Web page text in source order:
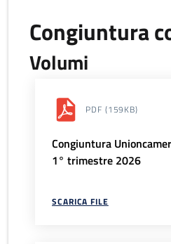
Congiuntura
Volumi
PDF (159KB)
Congiuntura
1° trimestre 2026
SCARICA FILE